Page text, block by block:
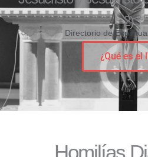
2)."
Directorio de
¿Qué es el
Homilías